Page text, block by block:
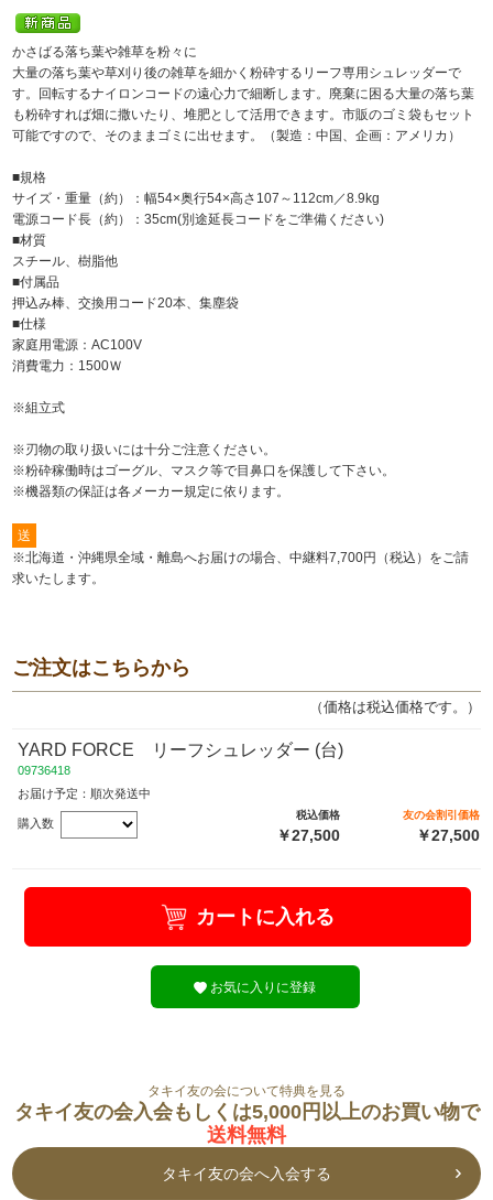
かさばる落ち葉や雑草を粉々に
大量の落ち葉や草刈り後の雑草を細かく粉砕するリーフ専用シュレッダーで
す。回転するナイロンコードの遠心力で細断します。廃棄に困る大量の落ち葉
も粉砕すれば畑に撒いたり、堆肥として活用できます。市販のゴミ袋もセット
可能ですので、そのままゴミに出せます。（製造：中国、企画：アメリカ）
■規格
サイズ・重量（約）：幅54×奥行54×高さ107～112cm／8.9kg
電源コード長（約）：35cm(別途延長コードをご準備ください)
■材質
スチール、樹脂他
■付属品
押込み棒、交換用コード20本、集塵袋
■仕様
家庭用電源：AC100V
消費電力：1500Ｗ
※組立式
※刃物の取り扱いには十分ご注意ください。
※粉砕稼働時はゴーグル、マスク等で目鼻口を保護して下さい。
※機器類の保証は各メーカー規定に依ります。
送
※北海道・沖縄県全域・離島へお届けの場合、中継料7,700円（税込）をご請
求いたします。
ご注文はこちらから
（価格は税込価格です。）
YARD FORCE リーフシュレッダー (台)
09736418
お届け予定：順次発送中
購入数
税込価格
￥27,500
友の会割引価格
￥27,500
カートに入れる
お気に入りに登録
タキイ友の会について特典を見る
タキイ友の会入会もしくは5,000円以上のお買い物で
送料無料
タキイ友の会へ入会する